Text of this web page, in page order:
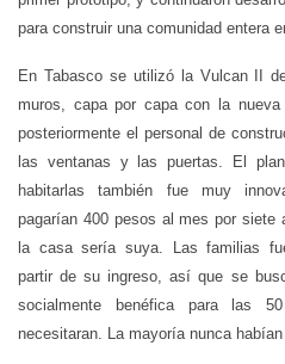
para construir una comunidad entera
En Tabasco se utilizó la Vulcan II
muros, capa por capa con la
posteriormente el personal de
las ventanas y las puertas. El
habitarlas también fue muy
pagarían 400 pesos al mes por siete
la casa sería suya. Las familias
partir de su ingreso, así que se
socialmente benéfica para las
necesitaran. La mayoría nunca